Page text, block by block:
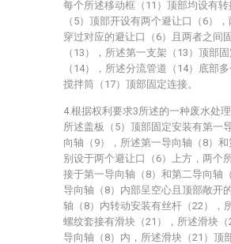
每个所述移动框（11）顶部均设有
（5）顶部开设有两个避让口（6）
穿过对应的避让口（6）且两者之间
（13），所述第一支架（13）顶部
（14），所述分流管道（14）底部
搅拌筒（17）顶部固定连接。
4.根据权利要求3所述的一种废水处
所述盖板（5）顶部固定安装有第一
向轴（9），所述第一导向轴（8）
别设于两个避让口（6）上方，两个
接于第一导向轴（8）和第二导向轴
导向轴（8）内部呈空心且顶部敞开
轴（8）内转动安装有丝杆（22），
螺纹套接有滑块（21），所述滑块
导向轴（8）内，所述滑块（21）顶